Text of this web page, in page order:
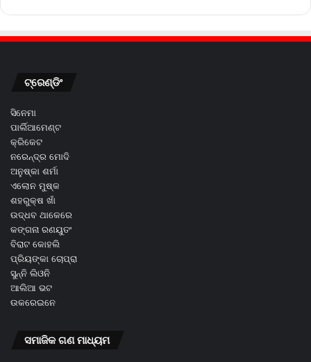
ଟ୍ରେଣ୍ଡିଂ
ସିନେମା
ପାର୍ଲିଆମେଣ୍ଟ
କ୍ରିକେଟ
ନରେନ୍ଦ୍ର ମୋଦି
ଅନୁଷ୍କା ଶର୍ମା
ଏଲୋନ ମୁଷ୍କ
ଶହରୁକ୍ଷ ଖାଁ
ଉଦ୍ଧବ ଥାକେରେ
କଙ୍ଗନା ରଣୟୁତଂ
ବିରାଟ କୋହଲି
ପ୍ରିୟଙ୍କା ଚୋପ୍ରା
ସୁନ୍ନି ଲିଓନି
ଆଲିଆ ଭଟ
ଉକରେଇନେ
ସମାଜିକ ଗଣ ମାଧ୍ୟମ